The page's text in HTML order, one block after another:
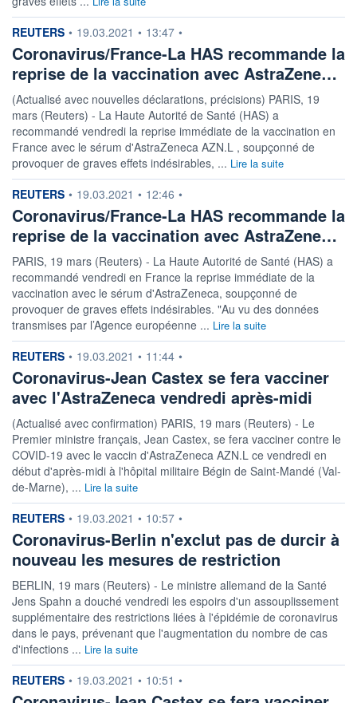
information fournie par
REUTERS • 19.03.2021 • 13:47 •
Coronavirus/France-La HAS recommande la
reprise de la vaccination avec AstraZene…
(Actualisé avec nouvelles déclarations, précisions) PARIS, 19
mars (Reuters) - La Haute Autorité de Santé (HAS) a
recommandé vendredi la reprise immédiate de la vaccination en
France avec le sérum d'AstraZeneca AZN.L , soupçonné de
provoquer de graves effets indésirables, ... Lire la suite
information fournie par
REUTERS • 19.03.2021 • 12:46 •
Coronavirus/France-La HAS recommande la
reprise de la vaccination avec AstraZene…
PARIS, 19 mars (Reuters) - La Haute Autorité de Santé (HAS) a
recommandé vendredi en France la reprise immédiate de la
vaccination avec le sérum d'AstraZeneca, soupçonné de
provoquer de graves effets indésirables. "Au vu des données
transmises par l’Agence européenne ... Lire la suite
information fournie par
REUTERS • 19.03.2021 • 11:44 •
Coronavirus-Jean Castex se fera vacciner
avec l'AstraZeneca vendredi après-midi
(Actualisé avec confirmation) PARIS, 19 mars (Reuters) - Le
Premier ministre français, Jean Castex, se fera vacciner contre le
COVID-19 avec le vaccin d'AstraZeneca AZN.L ce vendredi en
début d'après-midi à l'hôpital militaire Bégin de Saint-Mandé (Val-
de-Marne), ... Lire la suite
information fournie par
REUTERS • 19.03.2021 • 10:57 •
Coronavirus-Berlin n'exclut pas de durcir à
nouveau les mesures de restriction
BERLIN, 19 mars (Reuters) - Le ministre allemand de la Santé
Jens Spahn a douché vendredi les espoirs d'un assouplissement
supplémentaire des restrictions liées à l'épidémie de coronavirus
dans le pays, prévenant que l'augmentation du nombre de cas
d'infections ... Lire la suite
information fournie par
REUTERS • 19.03.2021 • 10:51 •